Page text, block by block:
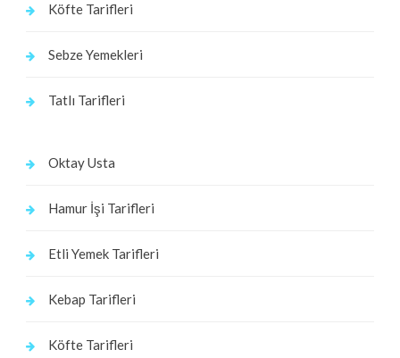
Köfte Tarifleri
Sebze Yemekleri
Tatlı Tarifleri
Oktay Usta
Hamur İşi Tarifleri
Etli Yemek Tarifleri
Kebap Tarifleri
Köfte Tarifleri